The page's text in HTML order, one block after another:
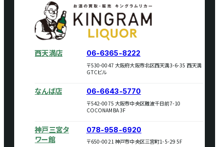
西天満店 06-6365-8222
〒530-0047 大阪府大阪市北区西天満3-6-35 西天満
GTCビル
なんば店 06-6643-5770
〒542-0075 大阪市中央区難波千日前7-10
COCONAMBA 3F
神戸三宮タ
ワー館
078-958-6920
〒650-0021 神戸市中央区三宮町1-5-29 5F